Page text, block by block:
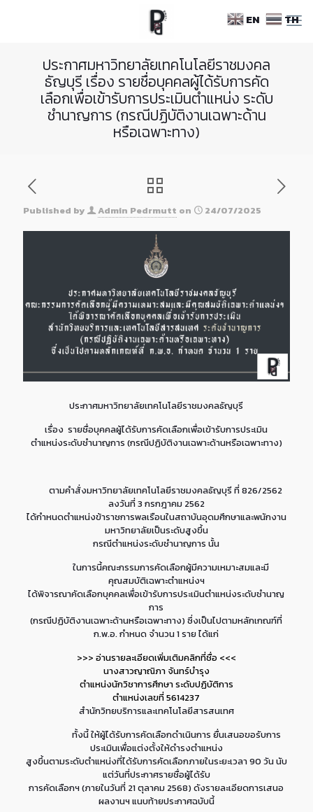
ประกาศมหาวิทยาลัยเทคโนโลยีราชมงคล
ธัญบุรี เรื่อง รายชื่อบุคคลผู้ได้รับการคัด
เลือกเพื่อเข้ารับการประเมินตำแหน่ง ระดับ
ชำนาญการ (กรณีปฏิบัติงานเฉพาะด้าน
หรือเฉพาะทาง)
Published by Admin Pedrmutt on 24/07/2025
ประกาศมหาวิทยาลัยเทคโนโลยีราชมงคลธัญบุรี
เรื่อง รายชื่อบุคคลผู้ได้รับการคัดเลือกเพื่อเข้ารับการประเมิน
ตำแหน่งระดับชำนาญการ (กรณีปฏิบัติงานเฉพาะด้านหรือเฉพาะทาง)
ตามคำสั่งมหาวิทยาลัยเทคโนโลยีราชมงคลธัญบุรี ที่ 826/2562
ลงวันที่ 3 กรกฎาคม 2562
ได้กำหนดตำแหน่งข้าราชการพลเรือนในสถาบันอุดมศึกษาและพนักงาน
มหาวิทยาลัยเป็นระดับสูงขึ้น
กรณีตำแหน่งระดับชำนาญการ นั้น
ในการนี้คณะกรรมการคัดเลือกผู้มีความเหมาะสมและมี
คุณสมบัติเฉพาะตำแหน่งฯ
ได้พิจารณาคัดเลือกบุคคลเพื่อเข้ารับการประเมินตำแหน่งระดับชำนาญ
การ
(กรณีปฏิบัติงานเฉพาะด้านหรือเฉพาะทาง) ซึ่งเป็นไปตามหลักเกณฑ์ที่
ก.พ.อ. กำหนด จำนวน 1 ราย ได้แก่
>>> อ่านรายละเอียดเพิ่มเติมคลิกที่ชื่อ <<<
นางสาวญาณิภา จันทร์บำรุง
ตำแหน่งนักวิชาการศึกษา ระดับปฏิบัติการ
ตำแหน่งเลขที่ 5614237
สำนักวิทยบริการและเทคโนโลยีสารสนเทศ
ทั้งนี้ ให้ผู้ได้รับการคัดเลือกดำเนินการ ยื่นเสนอขอรับการ
ประเมินเพื่อแต่งตั้งให้ดำรงตำแหน่ง
สูงขึ้นตามระดับตำแหน่งที่ได้รับการคัดเลือกภายในระยะเวลา 90 วัน นับ
แต่วันที่ประกาศรายชื่อผู้ได้รับ
การคัดเลือกฯ (ภายในวันที่ 21 ตุลาคม 2568) ดังรายละเอียดการเสนอ
ผลงานฯ แนบท้ายประกาศฉบับนี้
EN TH